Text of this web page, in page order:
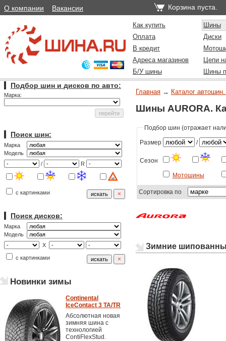
О компании Вакансии Корзина пуста.
Как купить
Шины
Оплата
Диски
В кредит
Адреса магазинов
Цепи
Б/У шины
Шины
Подбор шин и дисков по авто:
Марка:
Поиск шин:
Марка
Модель
/
R
с картинками
Поиск дисков:
Марка
Модель
X
с картинками
Новинки зимы
Continental
IceContact 3 TA/TR
Абсолютная новая
зимняя шина с
технологией
ContiFlexStud.
Главная → Каталог
Шины AURORA.
Подбор шин (отражает
Размер /
Сезон
Мотошины
Сортировка по
Зимние